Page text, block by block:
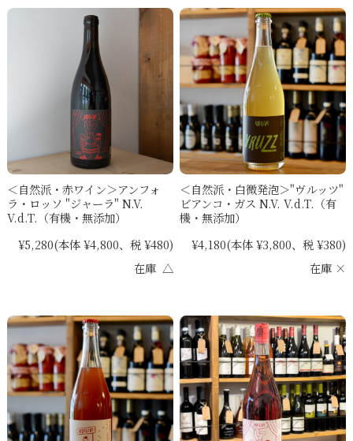
＜自然派・赤ワイン＞アンフォ
ラ・ロッソ "ジャーラ" N.V.
V.d.T.（有機・無添加）
¥5,280(本体 ¥4,800、税 ¥480)
在庫 △
＜自然派・白微発泡＞"ヴルッツ"
ビアンコ・ガス N.V. V.d.T.（有
機・無添加）
¥4,180(本体 ¥3,800、税 ¥380)
在庫 ×